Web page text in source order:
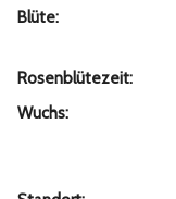
Blüte:
Rosenblütezeit:
Wuchs: